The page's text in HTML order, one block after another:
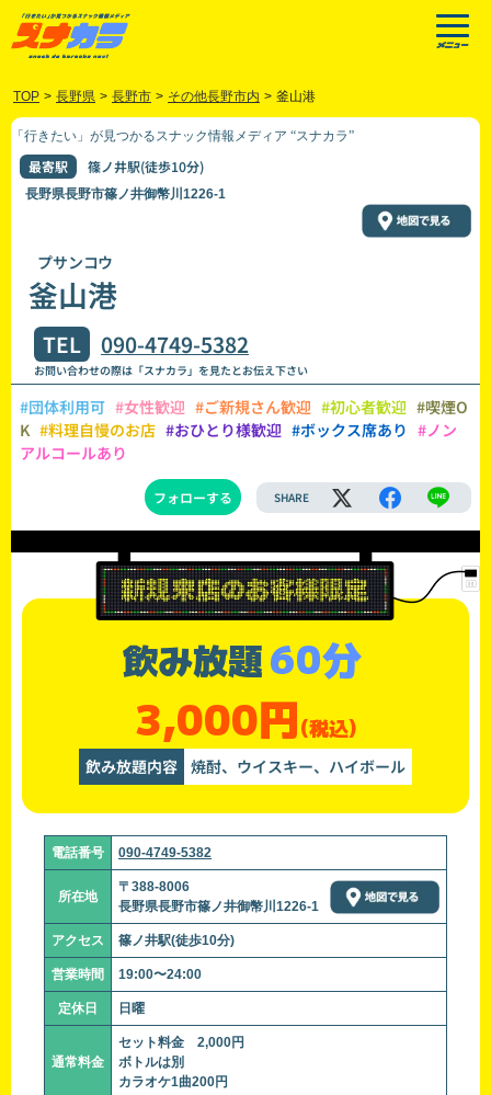
TOP > 長野県 > 長野市 > その他長野市内 > 釜山港
「行きたい」が見つかるスナック情報メディア “スナカラ”
最寄駅 篠ノ井駅(徒歩10分)
長野県長野市篠ノ井御幣川1226-1
プサンコウ
釜山港
TEL 090-4749-5382
お問い合わせの際は「スナカラ」を見たとお伝え下さい
#団体利用可 #女性歓迎 #ご新規さん歓迎 #初心者歓迎 #喫煙O
K #料理自慢のお店 #おひとり様歓迎 #ボックス席あり #ノン
アルコールあり
フォローする SHARE
飲み放題60分
3,000円(税込)
飲み放題内容 焼酎、ウイスキー、ハイボール
電話番号 090-4749-5382
所在地
〒388-8006
長野県長野市篠ノ井御幣川1226-1
アクセス 篠ノ井駅(徒歩10分)
営業時間 19:00〜24:00
定休日 日曜
通常料金
セット料金 2,000円
ボトルは別
カラオケ1曲200円